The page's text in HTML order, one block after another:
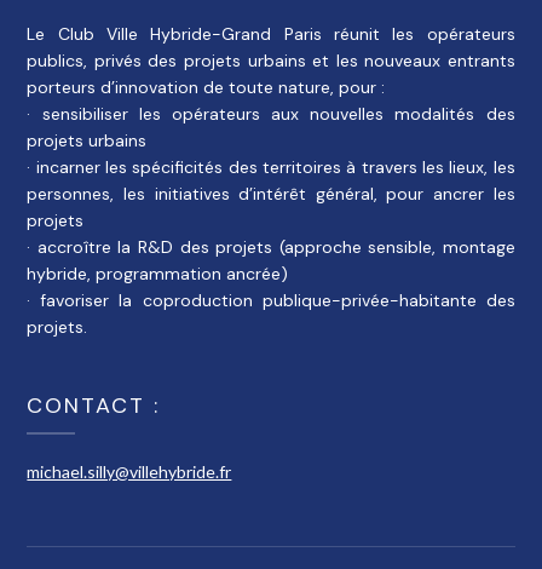
Le Club Ville Hybride-Grand Paris réunit les opérateurs
publics, privés des projets urbains et les nouveaux entrants
porteurs d’innovation de toute nature, pour :
· sensibiliser les opérateurs aux nouvelles modalités des
projets urbains
· incarner les spécificités des territoires à travers les lieux, les
personnes, les initiatives d’intérêt général, pour ancrer les
projets
· accroître la R&D des projets (approche sensible, montage
hybride, programmation ancrée)
· favoriser la coproduction publique-privée-habitante des
projets.
CONTACT :
michael.silly@villehybride.fr